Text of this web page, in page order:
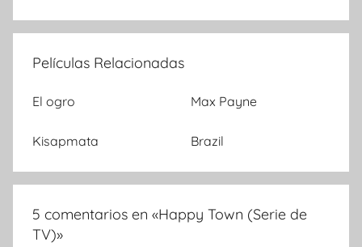
Películas Relacionadas
El ogro Max Payne
Kisapmata Brazil
5 comentarios en «Happy Town (Serie de
TV)»